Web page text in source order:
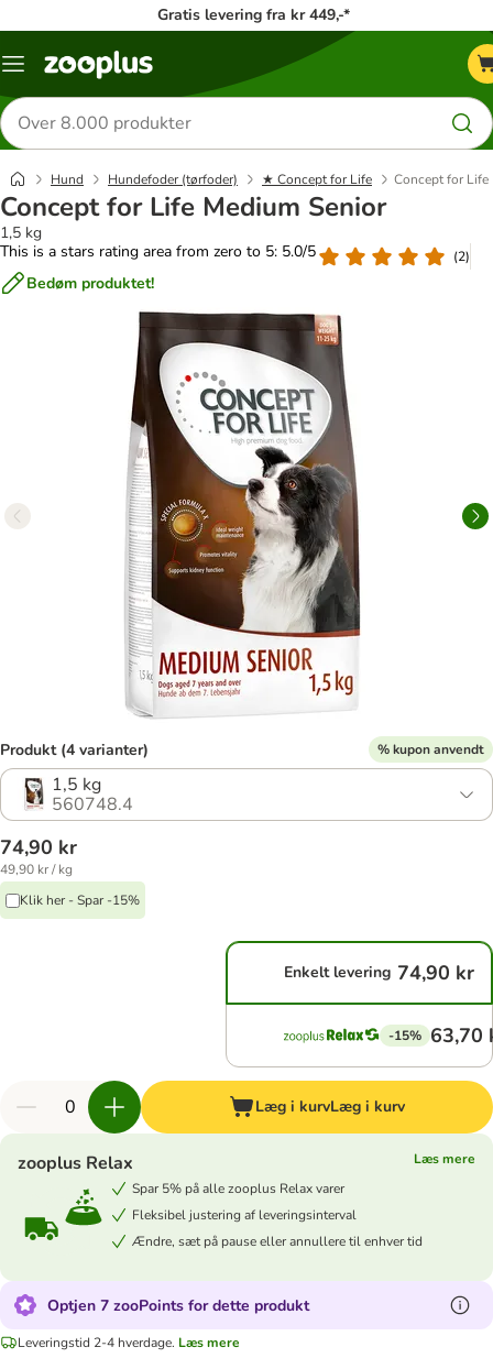
Gratis levering fra kr 449,-*
Menu
Søg
efter
produkter
Hund Hundefoder (tørfoder) ★ Concept for Life Concept for Life
Concept for Life Medium Senior
1,5 kg
This is a stars rating area from zero to 5: 5.0/5
(2)
Bedøm produktet!
Produkt (4 varianter) % kupon anvendt
1,5 kg
560748.4
74,90 kr
49,90 kr / kg
Klik her - Spar -15%
Enkelt levering 74,90 kr
-15% 63,70
Læg i kurvLæg i kurv
zooplus Relax
Læs mere
Spar 5% på alle zooplus Relax varer
Fleksibel justering af leveringsinterval
Ændre, sæt på pause eller annullere til enhver tid
Optjen 7 zooPoints for dette produkt
Leveringstid 2-4 hverdage. Læs mere